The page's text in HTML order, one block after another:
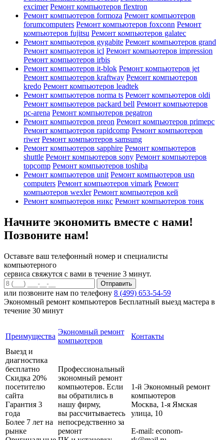
excimer Ремонт компьютеров flextron
Ремонт компьютеров formoza Ремонт компьютеров
forumcomputers Ремонт компьютеров foxconn Ремонт
компьютеров fujitsu Ремонт компьютеров galatec
Ремонт компьютеров gygabite Ремонт компьютеров grand
Ремонт компьютеров icl Ремонт компьютеров impression
Ремонт компьютеров irbis
Ремонт компьютеров it-blok Ремонт компьютеров jet
Ремонт компьютеров kraftway Ремонт компьютеров
kredo Ремонт компьютеров leadtek
Ремонт компьютеров norma ts Ремонт компьютеров oldi
Ремонт компьютеров packard bell Ремонт компьютеров
pc-arena Ремонт компьютеров pegatron
Ремонт компьютеров preon Ремонт компьютеров primepc
Ремонт компьютеров rapidcomp Ремонт компьютеров
riwer Ремонт компьютеров samsung
Ремонт компьютеров sapphire Ремонт компьютеров
shuttle Ремонт компьютеров sony Ремонт компьютеров
topcomp Ремонт компьютеров toshiba
Ремонт компьютеров unit Ремонт компьютеров usn
computers Ремонт компьютеров vimark Ремонт
компьютеров wexler Ремонт компьютеров кей
Ремонт компьютеров никс Ремонт компьютеров тонк
Начните экономить вместе с нами!
Позвоните нам!
Оставьте ваш телефонный номер и специалисты
компьютерного
сервиса свяжутся с вами в течение 3 минут.
или позвоните нам по телефону 8 (499) 653-54-59
Экономный ремонт компьютеров Бесплатный выезд мастера в
течение 30 минут
Преимущества
Экономный ремонт
компьютеров
Контакты
Выезд и
диагностика
бесплатно
Скидка 20%
посетителю
сайта
Гарантия 3
года
Более 7 лет на
рынке
Профессиональный
экономный ремонт
компьютеров. Если
вы обратились в
нашу фирму,
вы рассчитываетесь
непосредственно за
ремонт
1-й Экономный ремонт
компьютеров
Москва, 1-я Ямская
улица, 10
E-mail: econom-